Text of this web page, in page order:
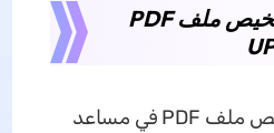
الجزء 2. كيفية تلخيص ملف PDF
هناك ثلاث طرق لتلخيص ملف PDF في مساعد